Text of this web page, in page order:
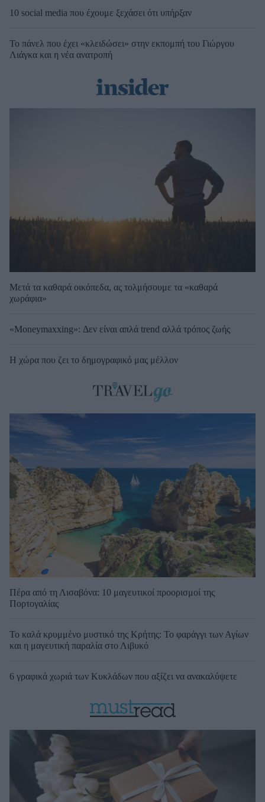
10 social media που έχουμε ξεχάσει ότι υπήρξαν
Το πάνελ που έχει «κλειδώσει» στην εκπομπή του Γιώργου
Λιάγκα και η νέα ανατροπή
Μετά τα καθαρά οικόπεδα, ας τολμήσουμε τα «καθαρά
χωράφια»
«Moneymaxxing»: Δεν είναι απλά trend αλλά τρόπος ζωής
Η χώρα που ζει το δημογραφικό μας μέλλον
Πέρα από τη Λισαβόνα: 10 μαγευτικοί προορισμοί της
Πορτογαλίας
Το καλά κρυμμένο μυστικό της Κρήτης: Το φαράγγι των Αγίων
και η μαγευτική παραλία στο Λιβυκό
6 γραφικά χωριά των Κυκλάδων που αξίζει να ανακαλύψετε